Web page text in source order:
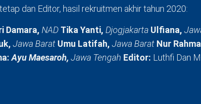
dan Editor, hasil rekruitmen akhir tahun 2020:
Damara, NAD Tika Yanti, Djogjakarta Ulfiana,
Jawa Barat Umu Latifah, Jawa Barat Nur
Ayu Maesaroh, Jawa Tengah Editor: Luthfi Dan